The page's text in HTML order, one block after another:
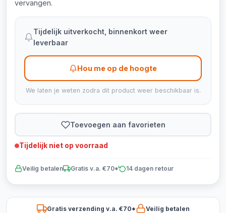
vervangen.
Tijdelijk uitverkocht, binnenkort weer
leverbaar
Hou me op de hoogte
We laten je weten zodra dit product weer beschikbaar is.
Toevoegen aan favorieten
Tijdelijk niet op voorraad
Veilig betalen Gratis v.a. €70* 14 dagen retour
Gratis verzending v.a. €70*
Veilig betalen